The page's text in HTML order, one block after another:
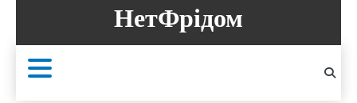
content
НетФрідом